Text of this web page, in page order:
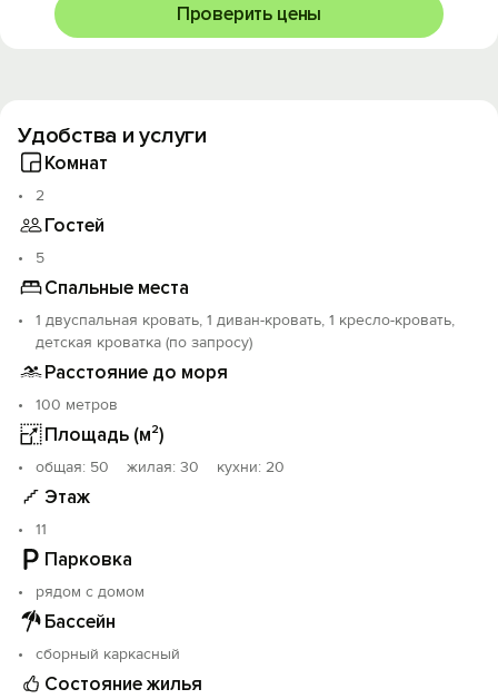
Проверить цены
Удобства и услуги
Комнат
2
Гостей
5
Спальные места
1 двуспальная кровать, 1 диван-кровать, 1 кресло-кровать,
детская кроватка (по запросу)
Расстояние до моря
100 метров
Площадь (м²)
oбщая: 50 жилая: 30 кухни: 20
Этаж
11
Парковка
рядом с домом
Бассейн
сборный каркасный
Состояние жилья